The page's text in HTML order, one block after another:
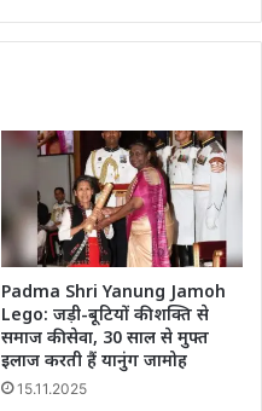
Padma Shri Yanung Jamoh
Lego: जड़ी-बूटियों की शक्ति से
समाज की सेवा, 30 साल से मुफ्त
इलाज करती हैं यानुंग जामोह
15.11.2025